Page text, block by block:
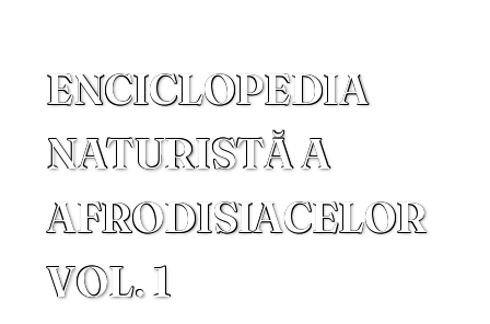
ENCICLOPEDIA
NATURISTĂ A
AFRODISIACELOR
VOL. 1